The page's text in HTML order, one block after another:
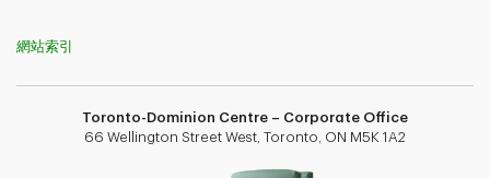
網站索引
Toronto-Dominion Centre – Corporate Office
66 Wellington Street West, Toronto, ON M5K 1A2